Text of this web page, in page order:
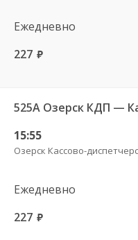
Ежедневно
227 руб.
15:55
Ежедневно
227 руб.